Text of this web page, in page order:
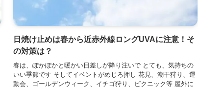
日焼け止めは春から近赤外線ロングUVAに注意！そ
の対策は？
春は、ぽかぽかと暖かい日差しが降り注いで とても、気持ちの
いい季節です そしてイベントがめじろ押し 花見、潮干狩り、運
動会、ゴールデンウィーク、イチゴ狩り、ピクニック等 屋外に